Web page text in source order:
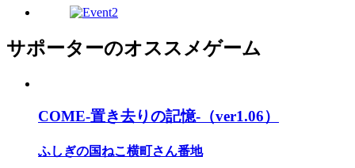
サポーターのオススメゲーム
COME-置き去りの記憶-（ver1.06）
ふしぎの国ねこ横町さん番地